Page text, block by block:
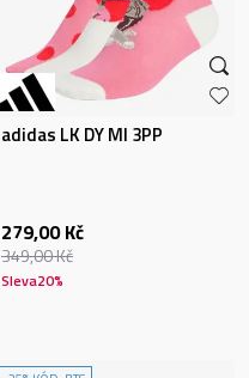
adidas LK DY MI 3PP
279,00 Kč
349,00Kč
Sleva20%